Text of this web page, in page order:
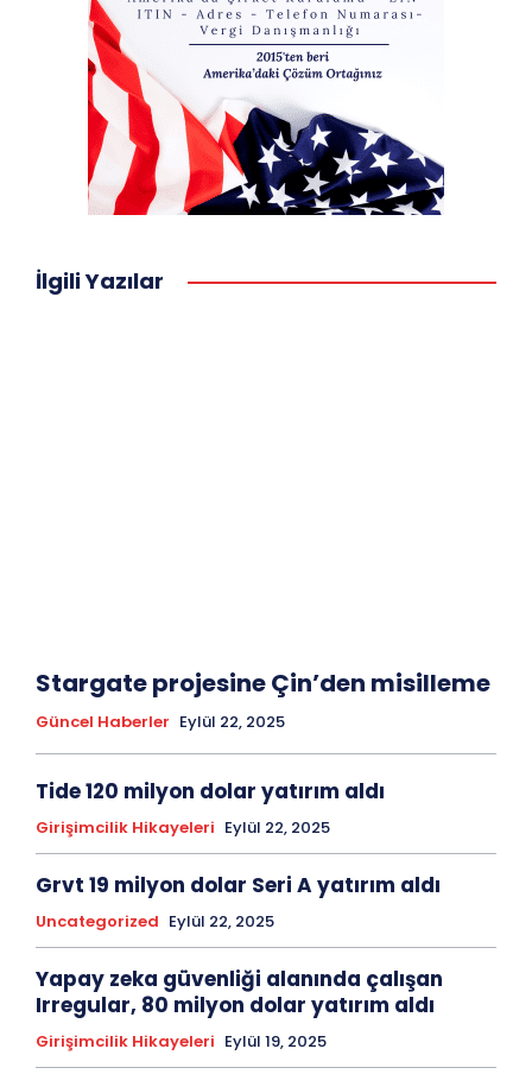
İlgili Yazılar
Stargate projesine Çin’den misilleme
Güncel Haberler Eylül 22, 2025
Tide 120 milyon dolar yatırım aldı
Girişimcilik Hikayeleri Eylül 22, 2025
Grvt 19 milyon dolar Seri A yatırım aldı
Uncategorized Eylül 22, 2025
Yapay zeka güvenliği alanında çalışan
Irregular, 80 milyon dolar yatırım aldı
Girişimcilik Hikayeleri Eylül 19, 2025